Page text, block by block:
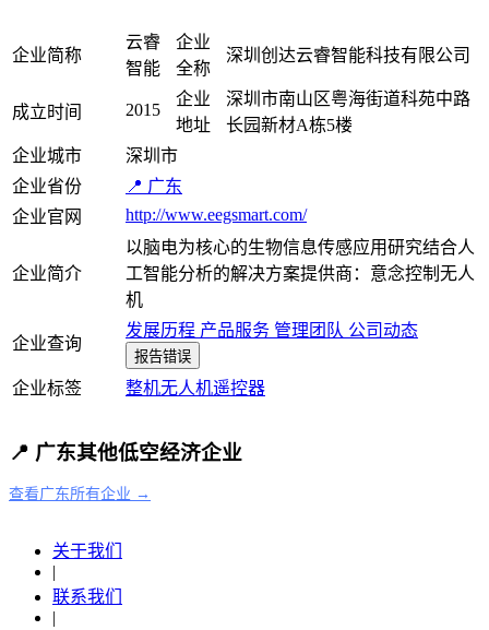
企业简称
云睿
智能
企业
全称
深圳创达云睿智能科技有限公司
成立时间 2015
企业
地址
深圳市南山区粤海街道科苑中路
长园新材A栋5楼
企业城市
深圳市
企业省份
📍 广东
企业官网
http://www.eegsmart.com/
企业简介
以脑电为核心的生物信息传感应用研究结合人
工智能分析的解决方案提供商：意念控制无人
机
企业查询
发展历程 产品服务 管理团队 公司动态
报告错误
企业标签 整机无人机遥控器
📍 广东其他低空经济企业
查看广东所有企业 →
关于我们
|
联系我们
|